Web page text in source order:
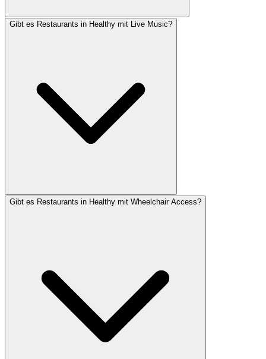
Gibt es Restaurants in Healthy mit Live Music?
Gibt es Restaurants in Healthy mit Wheelchair Access?